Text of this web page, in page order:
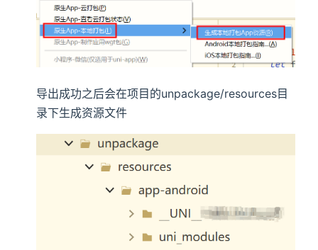
导出成功之后会在项目的unpackage/resources目
录下生成资源文件